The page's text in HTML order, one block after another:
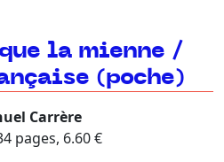
la mienne /
(poche)
Carrère
pages, 6.60 €